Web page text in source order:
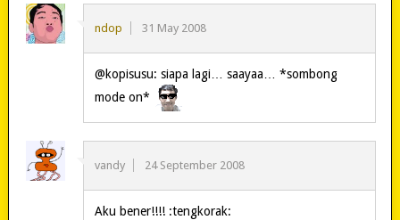
ndop 31 May 2008
@kopisusu: siapa lagi… saayaa… *sombong
mode on*
vandy 24 September 2008
Aku bener!!!! :tengkorak: